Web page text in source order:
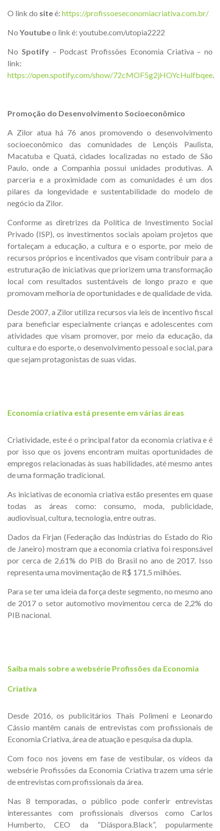
O link do siteé: https://profissoeseconomiacriativa.com.br/
No Youtubeo link é: youtube.com/utopia2222
No Spotify– Podcast Profissões Economia Criativa – no
link:
https://open.spotify.com/show/72cMOF5g2jHOYcHulfbqee.
Promoção do Desenvolvimento Socioeconômico
A Zilor atua há 76 anos promovendo o desenvolvimento
socioeconômico das comunidades de Lençóis Paulista,
Macatuba e Quatá, cidades localizadas no estado de São
Paulo, onde a Companhia possui unidades produtivas. A
parceria e a proximidade com as comunidades é um dos
pilares da longevidade e sustentabilidade do modelo de
negócio da Zilor.
Conforme as diretrizes da Política de Investimento Social
Privado (ISP), os investimentos sociais apoiam projetos que
fortaleçam a educação, a cultura e o esporte, por meio de
recursos próprios e incentivados que visam contribuir para a
estruturação de iniciativas que priorizem uma transformação
local com resultados sustentáveis de longo prazo e que
promovam melhoria de oportunidades e de qualidade de vida.
Desde 2007, a Zilor utiliza recursos via leis de incentivo fiscal
para beneficiar especialmente crianças e adolescentes com
atividades que visam promover, por meio da educação, da
cultura e do esporte, o desenvolvimento pessoal e social, para
que sejam protagonistas de suas vidas.
Economia criativa está presente em várias áreas
Criatividade, este é o principal fator da economia criativa e é
por isso que os jovens encontram muitas oportunidades de
empregos relacionadas às suas habilidades, até mesmo antes
de uma formação tradicional.
As iniciativas de economia criativa estão presentes em quase
todas as áreas como: consumo, moda, publicidade,
audiovisual, cultura, tecnologia, entre outras.
Dados da Firjan (Federação das Indústrias do Estado do Rio
de Janeiro) mostram que a economia criativa foi responsável
por cerca de 2,61% do PIB do Brasil no ano de 2017. Isso
representa uma movimentação de R$ 171,5 milhões.
Para se ter uma ideia da força deste segmento, no mesmo ano
de 2017 o setor automotivo movimentou cerca de 2,2% do
PIB nacional.
Saiba mais sobre a websérie Profissões da Economia
Criativa
Desde 2016, os publicitários Thais Polimeni e Leonardo
Cássio mantêm canais de entrevistas com profissionais de
Economia Criativa, área de atuação e pesquisa da dupla.
Com foco nos jovens em fase de vestibular, os vídeos da
websérie Profissões da Economia Criativa trazem uma série
de entrevistas com profissionais da área.
Nas 8 temporadas, o público pode conferir entrevistas
interessantes com profissionais diversos como Carlos
Humberto, CEO da “Diáspora.Black”, popularmente